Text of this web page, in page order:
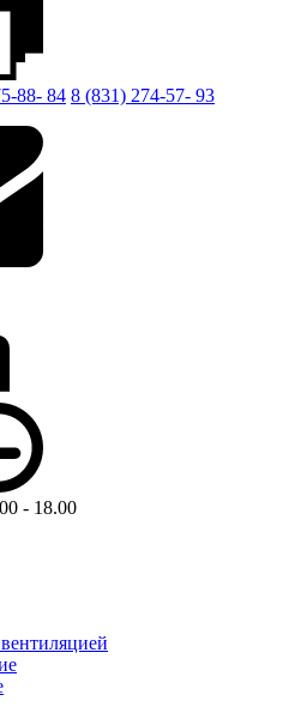
88- 84 8 (831) 274-57- 93
- 18.00